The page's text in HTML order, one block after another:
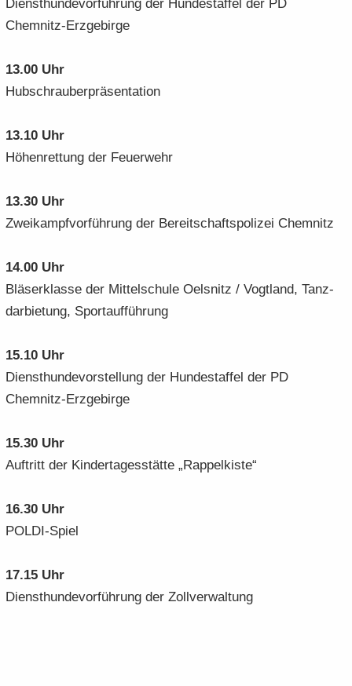
Dienst­hun­de­vor­füh­rung der Hun­de­staf­fel der PD
Chemnitz-​Erzgebirge
13.00 Uhr
Hub­schrau­ber­prä­sen­ta­ti­on
13.10 Uhr
Hö­hen­ret­tung der Feu­er­wehr
13.30 Uhr
Zwei­kampf­vor­füh­rung der Be­reit­schafts­po­li­zei Chem­nitz
14.00 Uhr
Blä­ser­klas­se der Mit­tel­schu­le Oels­nitz / Vogt­land, Tanz­
dar­bie­tung, Sport­auf­füh­rung
15.10 Uhr
Dienst­hun­de­vor­stel­lung der Hun­de­staf­fel der PD
Chemnitz-​Erzgebirge
15.30 Uhr
Auf­tritt der Kin­der­ta­ges­stät­te „Rap­pel­kis­te“
16.30 Uhr
POLDI-​Spiel
17.15 Uhr
Dienst­hun­de­vor­füh­rung der Zoll­ver­wal­tung